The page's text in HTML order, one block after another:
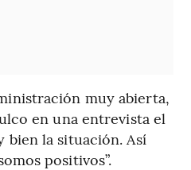
muy abierta,
en una entrevista el
bien la situación. Así
positivos”.